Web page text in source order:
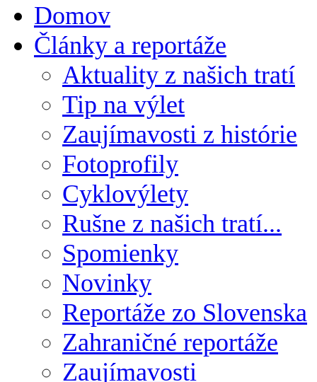
Domov
Články a reportáže
Aktuality z našich tratí
Tip na výlet
Zaujímavosti z histórie
Fotoprofily
Cyklovýlety
Rušne z našich tratí...
Spomienky
Novinky
Reportáže zo Slovenska
Zahraničné reportáže
Zaujímavosti